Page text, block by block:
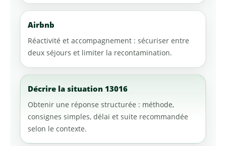
Airbnb
Réactivité et accompagnement : sécuriser entre
deux séjours et limiter la recontamination.
Décrire la situation 13016
Obtenir une réponse structurée : méthode,
consignes simples, délai et suite recommandée
selon le contexte.